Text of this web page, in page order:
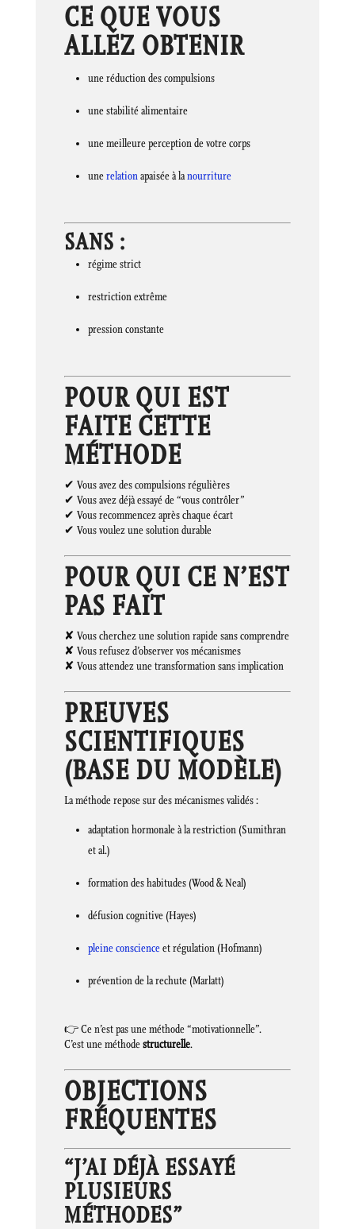
CE QUE VOUS
ALLEZ OBTENIR
une réduction des compulsions
une stabilité alimentaire
une meilleure perception de votre corps
unerelationapaisée à lanourriture
SANS :
régime strict
restriction extrême
pression constante
POUR QUI EST
FAITE CETTE
MÉTHODE
✔ Vous avez des compulsions régulières
✔ Vous avez déjà essayé de “vous contrôler”
✔ Vous recommencez après chaque écart
✔ Vous voulez une solution durable
POUR QUI CE N’EST
PAS FAIT
✘ Vous cherchez une solution rapide sans comprendre
✘ Vous refusez d’observer vos mécanismes
✘ Vous attendez une transformation sans implication
PREUVES
SCIENTIFIQUES
(BASE DU MODÈLE)
La méthode repose sur des mécanismes validés :
adaptation hormonale à la restriction (Sumithran
et al.)
formation des habitudes (Wood & Neal)
défusion cognitive (Hayes)
pleine conscienceet régulation (Hofmann)
prévention de la rechute (Marlatt)
👉 Ce n’est pas une méthode “motivationnelle”.
C’est une méthodestructurelle.
OBJECTIONS
FRÉQUENTES
“J’AI DÉJÀ ESSAYÉ
PLUSIEURS
MÉTHODES”